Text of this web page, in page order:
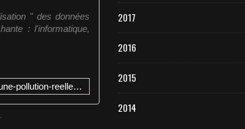
" des données
: l'informatique,
http://www.socialisme-libertaire.fr/2015/11/numerique-le-virtuel-une-pollution-reelle.html
2017
2016
2015
2014